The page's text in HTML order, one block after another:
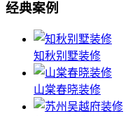
经典案例
知秋别墅装修
山棠春晓装修